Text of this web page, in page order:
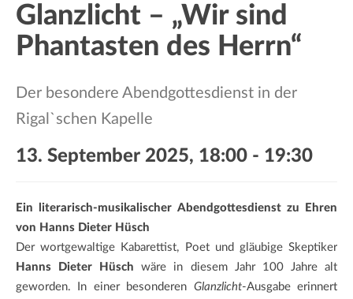
Glanzlicht – „Wir sind
Phantasten des Herrn“
Der besondere Abendgottesdienst in der
Rigal`schen Kapelle
13. September 2025, 18:00 - 19:30
Ein literarisch-musikalischer Abendgottesdienst zu Ehren
von Hanns Dieter Hüsch
Der wortgewaltige Kabarettist, Poet und gläubige Skeptiker
Hanns Dieter Hüsch wäre in diesem Jahr 100 Jahre alt
geworden. In einer besonderen Glanzlicht-Ausgabe erinnert